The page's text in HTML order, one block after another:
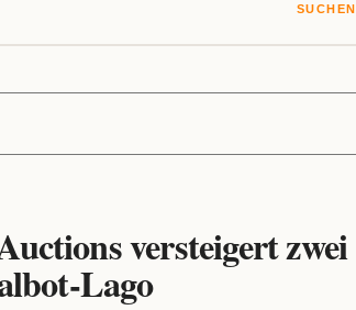
SUCHEN
versteigert zwei
Lago